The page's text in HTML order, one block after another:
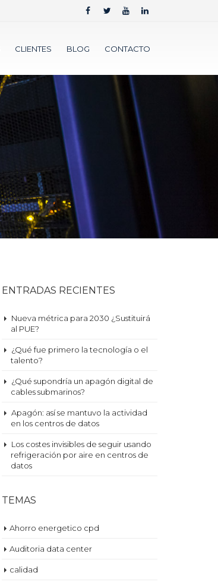
CLIENTES BLOG CONTACTO
ENTRADAS RECIENTES
Nueva métrica para 2030 ¿Sustituirá
al PUE?
¿Qué fue primero la tecnología o el
talento?
¿Qué supondría un apagón digital de
cables submarinos?
Apagón: así se mantuvo la actividad
en los centros de datos
Los costes invisibles de seguir usando
refrigeración por aire en centros de
datos
TEMAS
Ahorro energetico cpd
Auditoria data center
calidad